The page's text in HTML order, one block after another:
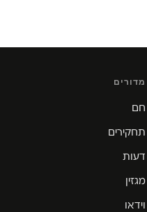
מדורים
חם
תחקירים
דעות
מגזין
וידאו